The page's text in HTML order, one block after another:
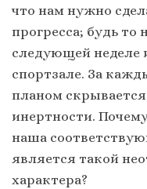
что нам нужно
прогресса; будь то
следующей неделе
спортзале. За
планом
инертности.
наша
является такой
характера?